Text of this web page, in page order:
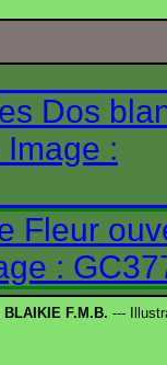
BLAIKIE F.M.B. ---